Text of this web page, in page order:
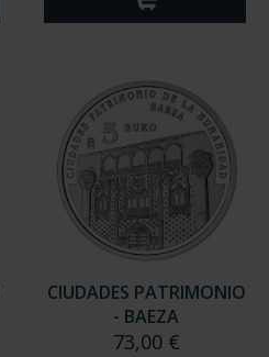
CIUDADES PATRIMONIO
- BAEZA
73,00 €